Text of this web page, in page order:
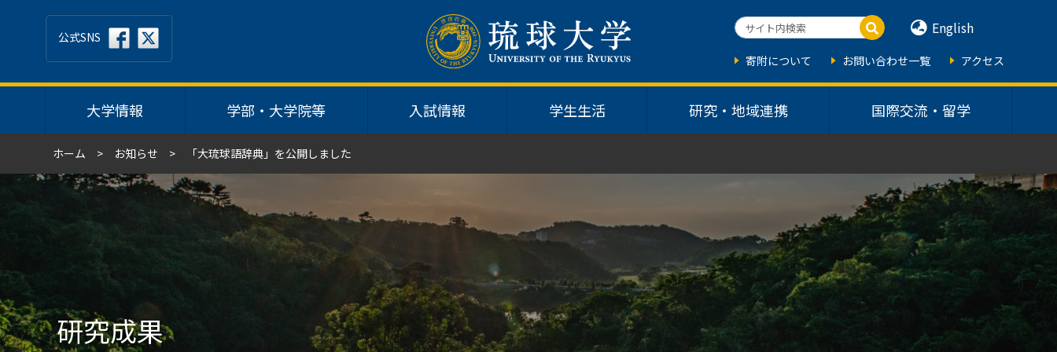
大学情報 学部・大学院等 入試情報 学生生活 研究・地域連携 国際交流・留学
公式SNS English
寄附について お問い合わせ一覧 アクセス
ホーム お知らせ 「大琉球語辞典」を公開しました
研究成果